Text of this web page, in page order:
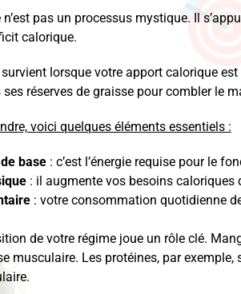
n’est pas un processus mystique. Il
calorique.
lorsque votre apport calorique
réserves de graisse pour combler le
voici quelques éléments essentiels :
base: c’est l’énergie requise pour le
: il augmente vos besoins caloriques
: votre consommation quotidienne
de votre régime joue un rôle clé.
musculaire. Les protéines, par